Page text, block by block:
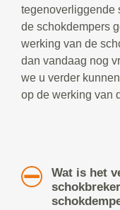
tegenoverliggende
de schokdempers
werking van de
dan vandaag nog
we u verder
op de werking van
Wat is het